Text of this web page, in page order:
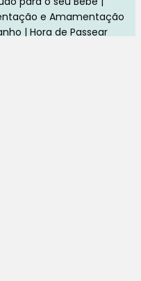
e Amamentação
| Hora de Passear